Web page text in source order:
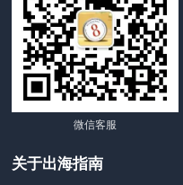
微信客服
关于出海指南